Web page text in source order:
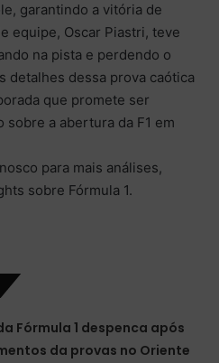
garantindo a vitória de
equipe, Oscar Piastri, teve
na pista e perdendo o
detalhes dessa prova caótica
que promete ser
sobre a abertura da F1 em
para mais análises,
sobre Fórmula 1.
Fórmula 1 despenca após
da provas no Oriente